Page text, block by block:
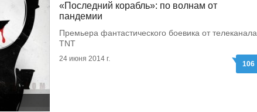
«Последний корабль»: по волнам от
пандемии
Премьера фантастического боевика от телеканала
TNT
24 июня 2014 г.
106